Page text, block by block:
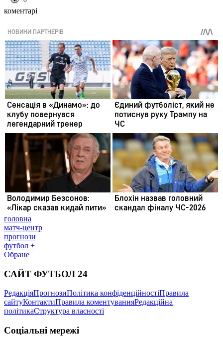
коментарі
головна
матч-центр
прогнози
футбол +
Обране
САЙТ ФУТБОЛ 24
РедакціяПрогнозиПолітика конфіденційностіПравила
сайтуКонтактиПравила коментуванняРедакційна
політикаСтруктура власності
Соціальні мережі